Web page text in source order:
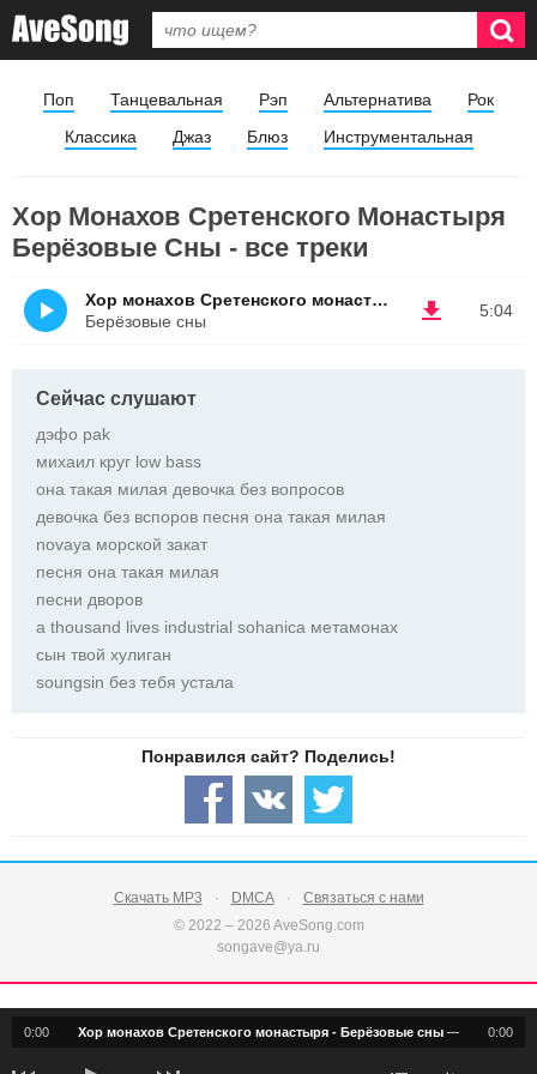
Поп Танцевальная Рэп Альтернатива
Рок
Классика
Джаз Блюз Инструментальная
Хор Монахов Сретенского Монастыря
Берёзовые Сны - все треки
5:04
Хор монахов Сретенского монастыря - Берёзовые сны
Берёзовые сны
Сейчас слушают
дэфо pak
михаил круг low bass
она такая милая девочка без вопросов
девочка без вспоров песня она такая милая
novaya морской закат
песня она такая милая
песни дворов
a thousand lives industrial sohanica метамонах
сын твой хулиган
soungsin без тебя устала
Скачать MP3 DMCA
Связаться с нами
© 2022 – 2026 AveSong.com
songave@ya.ru
0:00 0:00
Хор монахов Сретенского монастыря - Берёзовые сны —
Берёзовые